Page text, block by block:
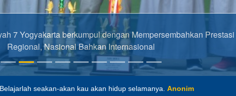
7 Yogyakarta berkumpul dengan Mempersembahkan
Regional, Nasional Bahkan Internasional
seakan-akan kau akan hidup selamanya. Anonim